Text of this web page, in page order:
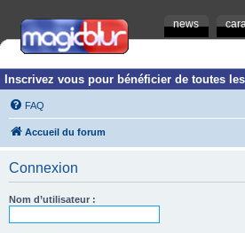
news
Inscrivez vous pour bénéficier de toutes
FAQ
Accueil du forum
Connexion
Nom d’utilisateur :